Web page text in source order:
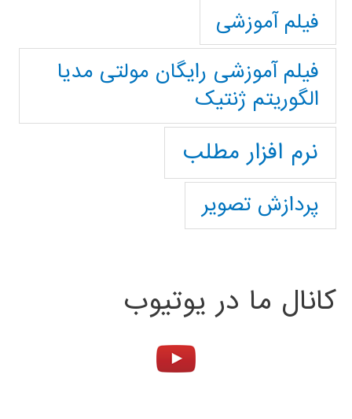
فیلم آموزشی
فیلم آموزشی رایگان مولتی مدیا
الگوریتم ژنتیک
نرم افزار مطلب
پردازش تصویر
کانال ما در یوتیوب